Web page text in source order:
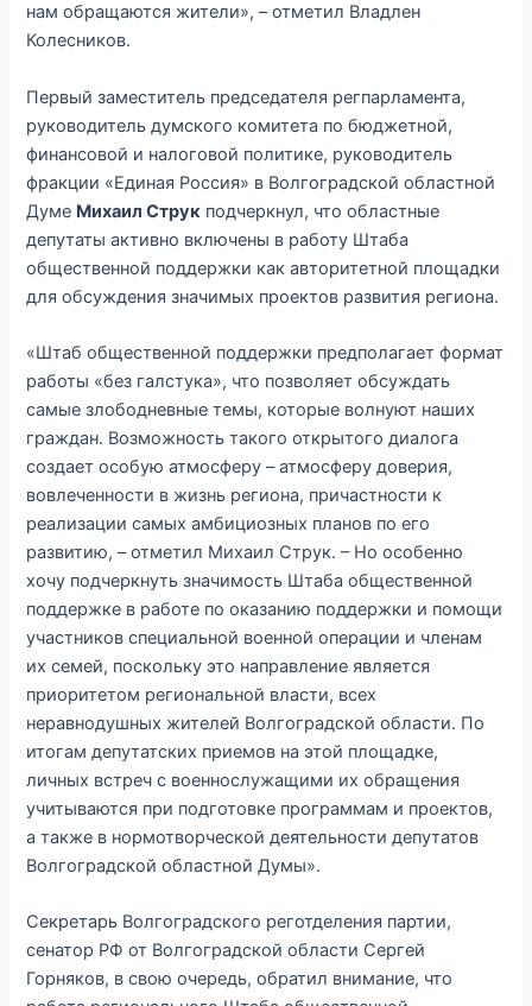
нам обращаются жители», – отметил Владлен
Колесников.
Первый заместитель председателя регпарламента,
руководитель думского комитета по бюджетной,
финансовой и налоговой политике, руководитель
фракции «Единая Россия» в Волгоградской областной
Думе Михаил Струк подчеркнул, что областные
депутаты активно включены в работу Штаба
общественной поддержки как авторитетной площадки
для обсуждения значимых проектов развития региона.
«Штаб общественной поддержки предполагает формат
работы «без галстука», что позволяет обсуждать
самые злободневные темы, которые волнуют наших
граждан. Возможность такого открытого диалога
создает особую атмосферу – атмосферу доверия,
вовлеченности в жизнь региона, причастности к
реализации самых амбициозных планов по его
развитию, – отметил Михаил Струк. – Но особенно
хочу подчеркнуть значимость Штаба общественной
поддержке в работе по оказанию поддержки и помощи
участников специальной военной операции и членам
их семей, поскольку это направление является
приоритетом региональной власти, всех
неравнодушных жителей Волгоградской области. По
итогам депутатских приемов на этой площадке,
личных встреч с военнослужащими их обращения
учитываются при подготовке программам и проектов,
а также в нормотворческой деятельности депутатов
Волгоградской областной Думы».
Секретарь Волгоградского реготделения партии,
сенатор РФ от Волгоградской области Сергей
Горняков, в свою очередь, обратил внимание, что